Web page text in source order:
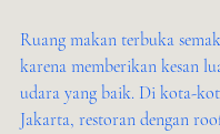
Ruang makan terbuka
karena memberikan kesan
udara yang baik. Di kota-
Jakarta, restoran dengan